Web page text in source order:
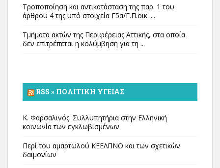
Τροποποίηση και αντικατάσταση της παρ. 1 του
άρθρου 4 της υπό στοιχεία Γ5α/Γ.Π.οικ. ...
Τμήματα ακτών της Περιφέρειας Αττικής, στα οποία
δεν επιτρέπεται η κολύμβηση για τη ...
RSS » ΠΟΛΙΤΙΚΉ ΥΓΕΊΑΣ
Κ. Φαρσαλινός. Συλλυπητήρια στην Ελληνική
κοινωνία των εγκλωβισμένων
Περί του αμαρτωλού ΚΕΕΛΠΝΟ και των σχετικών
δαιμονίων